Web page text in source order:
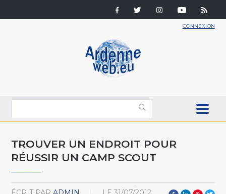
CONNEXION
TROUVER UN ENDROIT POUR
RÉUSSIR UN CAMP SCOUT